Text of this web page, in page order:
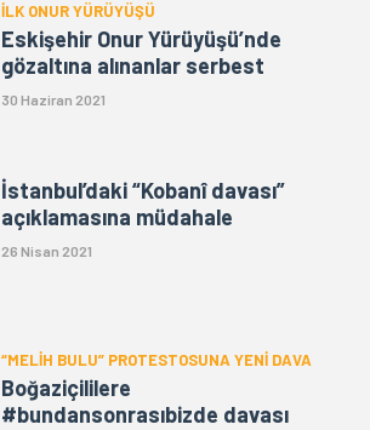
İLK ONUR YÜRÜYÜŞÜ
Eskişehir Onur Yürüyüşü’nde
gözaltına alınanlar serbest
30 Haziran 2021
İstanbul’daki “Kobanî davası”
açıklamasına müdahale
26 Nisan 2021
“MELİH BULU” PROTESTOSUNA YENİ DAVA
Boğaziçililere
#bundansonrasıbizde davası